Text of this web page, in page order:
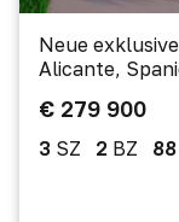
Neue
Alicante,
€ 279 900
3 SZ 2 BZ 88